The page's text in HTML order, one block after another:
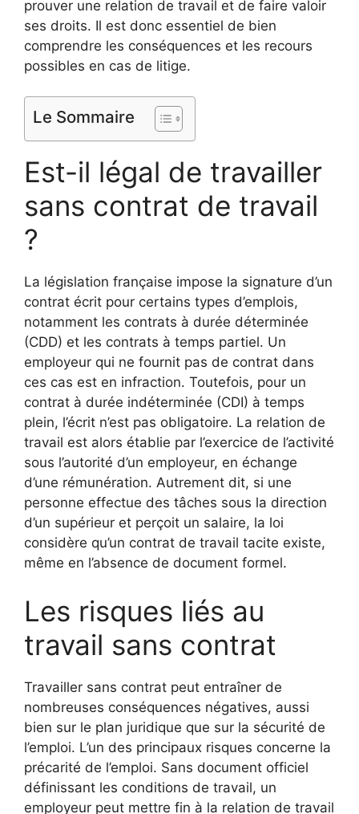
prouver une relation de travail et de faire valoir
ses droits. Il est donc essentiel de bien
comprendre les conséquences et les recours
possibles en cas de litige.
Le Sommaire
Est-il légal de travailler
sans contrat de travail
?
La législation française impose la signature d’un
contrat écrit pour certains types d’emplois,
notamment les contrats à durée déterminée
(CDD) et les contrats à temps partiel. Un
employeur qui ne fournit pas de contrat dans
ces cas est en infraction. Toutefois, pour un
contrat à durée indéterminée (CDI) à temps
plein, l’écrit n’est pas obligatoire. La relation de
travail est alors établie par l’exercice de l’activité
sous l’autorité d’un employeur, en échange
d’une rémunération. Autrement dit, si une
personne effectue des tâches sous la direction
d’un supérieur et perçoit un salaire, la loi
considère qu’un contrat de travail tacite existe,
même en l’absence de document formel.
Les risques liés au
travail sans contrat
Travailler sans contrat peut entraîner de
nombreuses conséquences négatives, aussi
bien sur le plan juridique que sur la sécurité de
l’emploi. L’un des principaux risques concerne la
précarité de l’emploi. Sans document officiel
définissant les conditions de travail, un
employeur peut mettre fin à la relation de travail